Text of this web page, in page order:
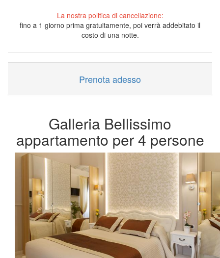
La nostra politica di cancellazione:
fino a 1 giorno prima gratuitamente, poi verrà addebitato il
costo di una notte.
Prenota adesso
Galleria Bellissimo
appartamento per 4 persone